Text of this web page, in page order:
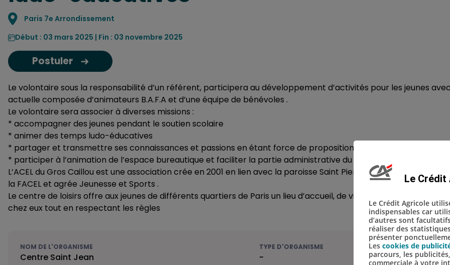
Localisation
Paris 7e Arrondissement
Début : 03 mars 2025 | Fin : 03 novembre 2025
Postuler
Le volontaire sous la responsabilité d’un référent, participera au développement d’activités pour les jeunes
actuelle composée d’animateurs B.A.F.A et d’une équipe de bénévoles .
Le volontaire sera associer à diverses missions :
* accompagner des jeunes pendant le soutien scolaire
* animer des temps ludo-éducatives
* partager et transmettre ses connaissances et passions en étant force de propositions
* participer à l’animation de l’espace bureautique et faciliter la partie administrative du centre.
L’ACEL du Gros Caillou est une association crée en 2001 en lien avec la paroisse Saint Pierre du Gros Caillou, elle
la FACEL et agrée Jeunesse et Sports .
Le centre de loisirs offre aux jeunes de différents quartiers de Paris un lieu d’accueil, de vie et d’activités où ils se
chez eux tout en respectant les règles
NOM DE L'ORGANISME
Centre Saint Jean
TYPE D'ORGANISME
-
Le
Le Crédit Agricole
indispensables car
d’autres sont
réaliser des
présenter
Les cookies de
parcours, les
commerciale à votre